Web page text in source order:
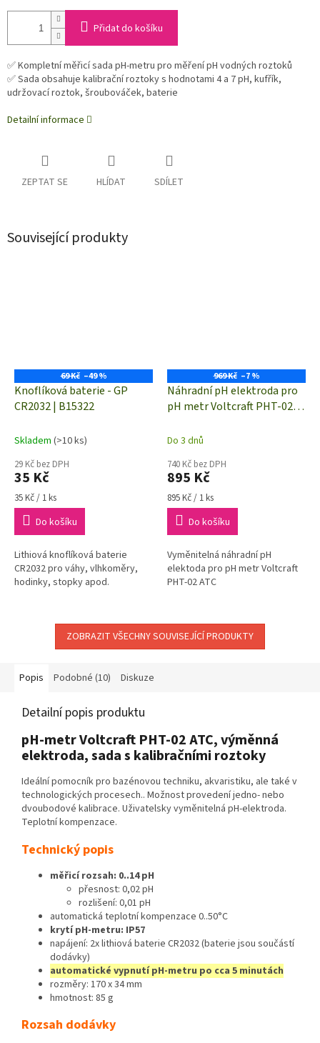
Přidat do košíku
✅ Kompletní měřicí sada pH-metru pro měření pH vodných roztoků
✅ Sada obsahuje kalibrační roztoky s hodnotami 4 a 7 pH, kufřík,
udržovací roztok, šroubováček, baterie
Detailní informace
ZEPTAT SE HLÍDAT SDÍLET
Související produkty
69 Kč –49 %
Knoflíková baterie - GP
CR2032 | B15322
Skladem (>10 ks)
29 Kč bez DPH
35 Kč
Měrná
cena:
35 Kč / 1 ks
Do košíku
Lithiová knoflíková baterie
CR2032 pro váhy, vlhkoměry,
hodinky, stopky apod.
969 Kč –7 %
Náhradní pH elektroda pro
pH metr Voltcraft PHT-02
Do 3 dnů
740 Kč bez DPH
895 Kč
Měrná
cena:
895 Kč / 1 ks
Do košíku
Vyměnitelná náhradní pH
elektoda pro pH metr Voltcraft
PHT-02 ATC
ZOBRAZIT VŠECHNY SOUVISEJÍCÍ PRODUKTY
Popis Podobné (10) Diskuze
Detailní popis produktu
pH-metr Voltcraft PHT-02 ATC, výměnná
elektroda, sada s kalibračními roztoky
Ideální pomocník pro bazénovou techniku, akvaristiku, ale také v
technologických procesech.. Možnost provedení jedno- nebo
dvoubodové kalibrace. Uživatelsky vyměnitelná pH-elektroda.
Teplotní kompenzace.
Technický popis
měřicí rozsah: 0..14 pH
přesnost: 0,02 pH
rozlišení: 0,01 pH
automatická teplotní kompenzace 0..50°C
krytí pH-metru: IP57
napájení: 2x lithiová baterie CR2032 (baterie jsou součástí
dodávky)
automatické vypnutí pH-metru po cca 5 minutách
rozměry: 170 x 34 mm
hmotnost: 85 g
Rozsah dodávky